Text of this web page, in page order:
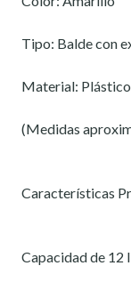
Tipo: Balde con
Material:
(Medidas
Características
Capacidad de 12